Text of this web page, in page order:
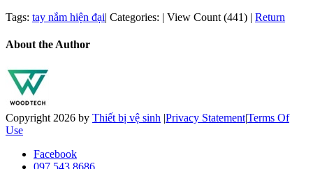
Tags: tay nắm hiện đại| Categories: | View Count (441) | Return
About the Author
Copyright 2026 by Thiết bị vệ sinh |Privacy Statement|Terms Of
Use
Facebook